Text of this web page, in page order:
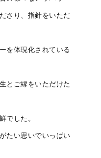
さり、指針をいただ
を体現化されている
とご縁をいただけた
でした。
たい思いでいっぱい